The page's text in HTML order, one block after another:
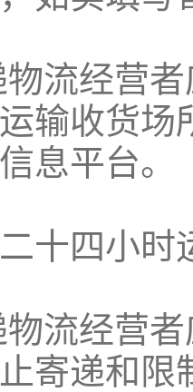
流经营
输收货
息平台。
十四小
流经营
寄递和